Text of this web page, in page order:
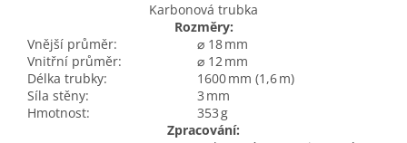
Karbonová trubka
Rozměry:
Vnější průměr:
⌀ 18 mm
Vnitřní průměr:
⌀ 12 mm
Délka trubky:
1600 mm (1,6 m)
Síla stěny:
3 mm
Hmotnost:
353 g
Zpracování: